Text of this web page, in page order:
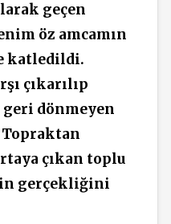
geçen
öz amcamın
katledildi.
çıkarılıp
dönmeyen
Topraktan
çıkan toplu
gerçekliğini